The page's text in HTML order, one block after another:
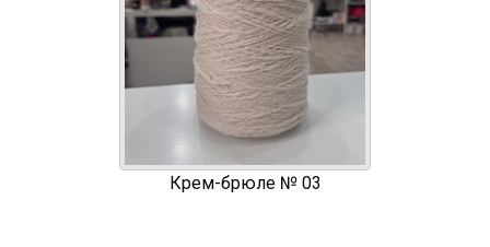
Крем-брюле № 03